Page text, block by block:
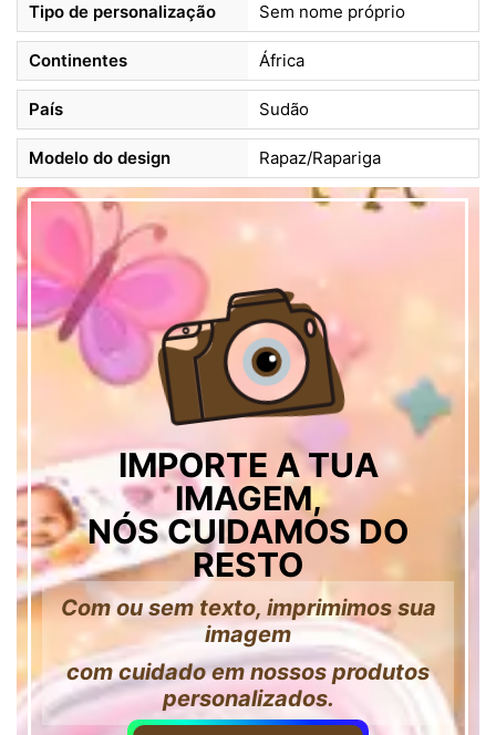
Tipo de personalização Sem nome próprio
Continentes África
País Sudão
Modelo do design Rapaz/Rapariga
IMPORTE A TUA
IMAGEM,
NÓS CUIDAMOS DO
RESTO
Com ou sem texto, imprimimos sua
imagem
com cuidado em nossos produtos
personalizados.